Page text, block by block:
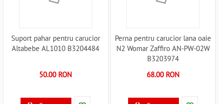
Suport pahar pentru carucior
Altabebe AL1010 B3204484
50.00 RON
Perna pentru carucior lana oaie
N2 Womar Zaffiro AN-PW-02W
B3203974
68.00 RON